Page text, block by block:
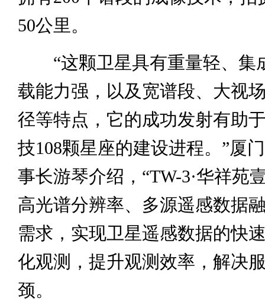
50公里。
“这颗卫星具有重量轻、集
载能力强，以及宽谱段、大视
径等特点，它的成功发射有助
技108颗星座的建设进程。”厦
事长游琴介绍，“TW-3·华祥苑
高光谱分辨率、多源遥感数据
需求，实现卫星遥感数据的快
化观测，提升观测效率，解决
颈。